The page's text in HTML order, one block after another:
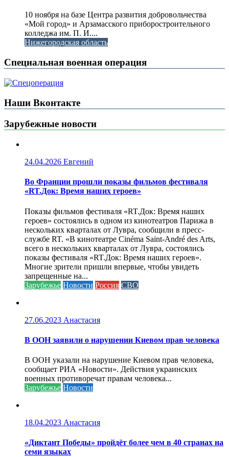
10 ноября на базе Центра развития добровольчества
«Мой город» и Арзамасского приборостроительного
колледжа им. П. И....
Нижегородская область
Специальная военная операция
Наши Вконтакте
Зарубежные новости
24.04.2026 Евгений
Во Франции прошли показы фильмов фестиваля
«RT.Док: Время наших героев»
Показы фильмов фестиваля «RT.Док: Время наших
героев» состоялись в одном из кинотеатров Парижа в
нескольких кварталах от Лувра, сообщили в пресс-
службе RT. «В кинотеатре Cinéma Saint-André des Arts,
всего в нескольких кварталах от Лувра, состоялись
показы фестиваля «RT.Док: Время наших героев».
Многие зрители пришли впервые, чтобы увидеть
запрещенные на...
Зарубежье Новости Россия СВО
27.06.2023 Анастасия
В ООН заявили о нарушении Киевом прав человека
В ООН указали на нарушение Киевом прав человека,
сообщает РИА «Новости». Действия украинских
военных противоречат правам человека...
Зарубежье Новости
18.04.2023 Анастасия
«Диктант Победы» пройдёт более чем в 40 странах на
семи языках